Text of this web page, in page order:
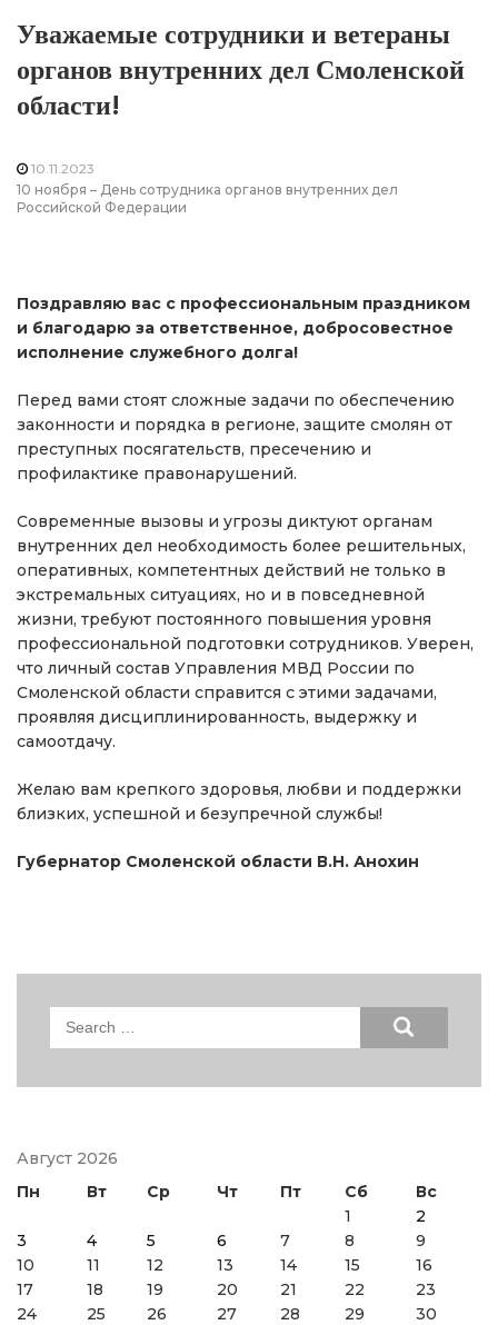
Уважаемые сотрудники и ветераны
органов внутренних дел Смоленской
области!
10.11.2023
10 ноября – День сотрудника органов внутренних дел
Российской Федерации
Поздравляю вас с профессиональным праздником
и благодарю за ответственное, добросовестное
исполнение служебного долга!
Перед вами стоят сложные задачи по обеспечению
законности и порядка в регионе, защите смолян от
преступных посягательств, пресечению и
профилактике правонарушений.
Современные вызовы и угрозы диктуют органам
внутренних дел необходимость более решительных,
оперативных, компетентных действий не только в
экстремальных ситуациях, но и в повседневной
жизни, требуют постоянного повышения уровня
профессиональной подготовки сотрудников. Уверен,
что личный состав Управления МВД России по
Смоленской области справится с этими задачами,
проявляя дисциплинированность, выдержку и
самоотдачу.
Желаю вам крепкого здоровья, любви и поддержки
близких, успешной и безупречной службы!
Губернатор Смоленской области В.Н. Анохин
Search
Август 2026
Пн
Вт Ср Чт Пт Сб
Вс
1
2
3
4 5 6 7 8
9
10
11 12 13 14 15
16
17
18 19 20 21 22
23
24
25 26 27 28 29
30